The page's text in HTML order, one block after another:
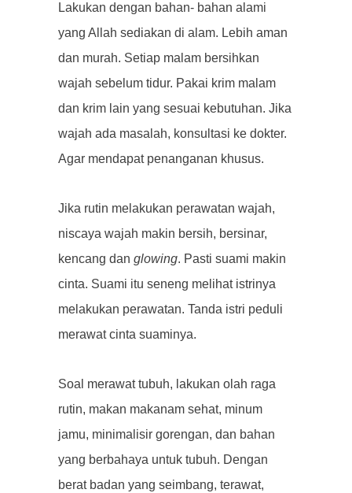
Lakukan dengan bahan- bahan alami
yang Allah sediakan di alam. Lebih aman
dan murah. Setiap malam bersihkan
wajah sebelum tidur. Pakai krim malam
dan krim lain yang sesuai kebutuhan. Jika
wajah ada masalah, konsultasi ke dokter.
Agar mendapat penanganan khusus.
Jika rutin melakukan perawatan wajah,
niscaya wajah makin bersih, bersinar,
kencang dan glowing. Pasti suami makin
cinta. Suami itu seneng melihat istrinya
melakukan perawatan. Tanda istri peduli
merawat cinta suaminya.
Soal merawat tubuh, lakukan olah raga
rutin, makan makanam sehat, minum
jamu, minimalisir gorengan, dan bahan
yang berbahaya untuk tubuh. Dengan
berat badan yang seimbang, terawat,